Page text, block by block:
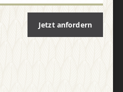
Abo online kündigen
Jetzt anfordern